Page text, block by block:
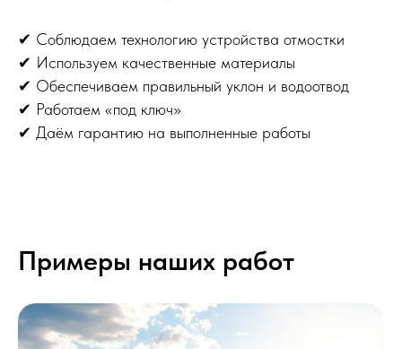
✔ Соблюдаем технологию устройства отмостки
✔ Используем качественные материалы
✔ Обеспечиваем правильный уклон и водоотвод
✔ Работаем «под ключ»
✔ Даём гарантию на выполненные работы
Примеры наших работ